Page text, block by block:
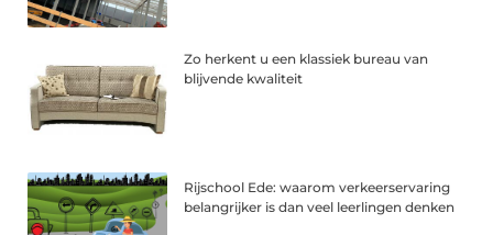
Zo herkent u een klassiek bureau van
blijvende kwaliteit
Rijschool Ede: waarom verkeerservaring
belangrijker is dan veel leerlingen denken